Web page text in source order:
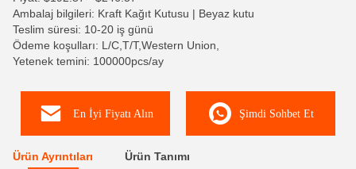
Ambalaj bilgileri: Kraft Kağıt Kutusu | Beyaz kutu
Teslim süresi: 10-20 iş günü
Ödeme koşulları: L/C,T/T,Western Union,
Yetenek temini: 100000pcs/ay
En İyi Fiyatı Alın Şimdi Sohbet Et
Ürün Ayrıntıları Ürün Tanımı